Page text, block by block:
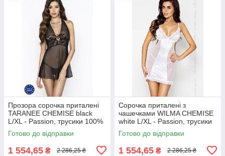
Прозора сорочка приталені
TARANEE CHEMISE black
L/XL - Passion, трусики 100%
Анонімності
Готово до відправки
1 554,65 ₴ 2 286,25 ₴
Сорочка приталені з
чашечками WILMA CHEMISE
white L/XL - Passion, трусики
100% Анонімності
Готово до відправки
1 554,65 ₴ 2 286,25 ₴